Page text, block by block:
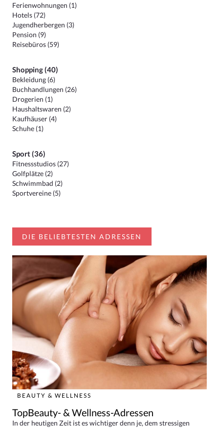
Ferienwohnungen (1)
Hotels (72)
Jugendherbergen (3)
Pension (9)
Reisebüros (59)
Shopping (40)
Bekleidung (6)
Buchhandlungen (26)
Drogerien (1)
Haushaltswaren (2)
Kaufhäuser (4)
Schuhe (1)
Sport (36)
Fitnessstudios (27)
Golfplätze (2)
Schwimmbad (2)
Sportvereine (5)
DIE BELIEBTESTEN ADRESSEN
BEAUTY & WELLNESS
TopBeauty- & Wellness-Adressen
In der heutigen Zeit ist es wichtiger denn je, dem stressigen